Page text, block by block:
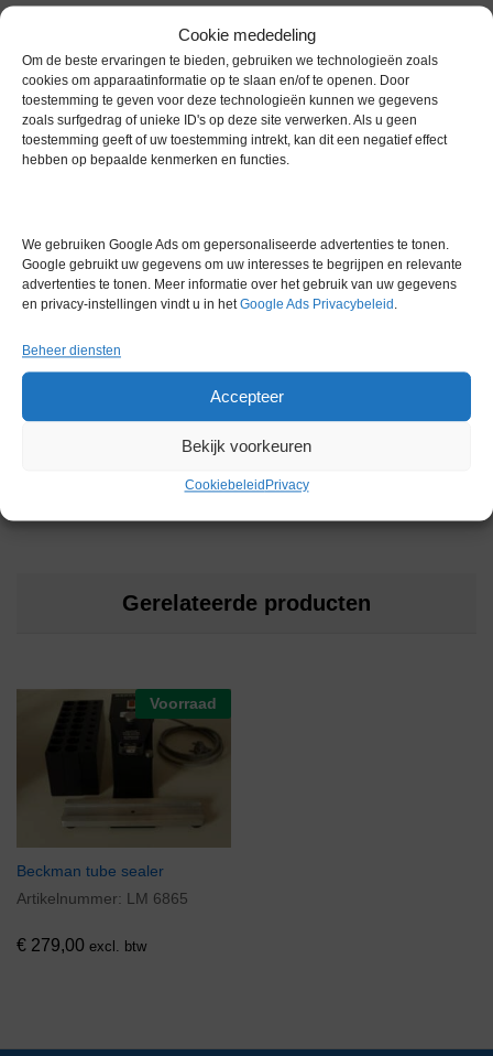
Cookie mededeling
Om de beste ervaringen te bieden, gebruiken we technologieën zoals
cookies om apparaatinformatie op te slaan en/of te openen. Door
toestemming te geven voor deze technologieën kunnen we gegevens
zoals surfgedrag of unieke ID's op deze site verwerken. Als u geen
toestemming geeft of uw toestemming intrekt, kan dit een negatief effect
hebben op bepaalde kenmerken en functies.
We gebruiken Google Ads om gepersonaliseerde advertenties te tonen.
Google gebruikt uw gegevens om uw interesses te begrijpen en relevante
advertenties te tonen. Meer informatie over het gebruik van uw gegevens
en privacy-instellingen vindt u in hetGoogle Ads Privacybeleid .
Beheer diensten
Accepteer
Bekijk voorkeuren
Cookiebeleid Privacy
hoge intensiteit de poriën in de celmembranen. Deze worden
gevolgd door lange pulsen met lage intensiteit die het materiaal
via elektroforese de cellen in drijven. PulseAgile-technologie
optimaliseert deze pulsparameters om de efficiëntie en
levensvatbaarheid van de cellen te maximaliseren.
Spanningsbereik: 50 tot 1.000 Volt
Pulsbreedtebereik: 0,050 tot 10 ms
Gegevensexport: USB-flashstation
Extra informatie
Gewicht
6 maanden
Nieuw in doos
Gerelateerde producten
Voorraad
Beckman tube sealer
Artikelnummer: LM 6865
€ 279,00 excl. btw